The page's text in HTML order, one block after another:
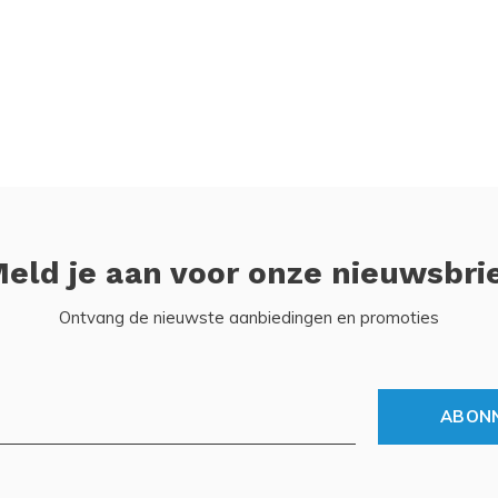
je aan voor onze
Ontvang de nieuwste aanbiedingen en promoties